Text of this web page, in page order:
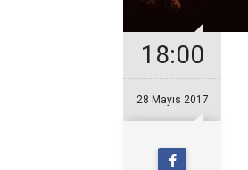
18:00
28 Mayıs 2017